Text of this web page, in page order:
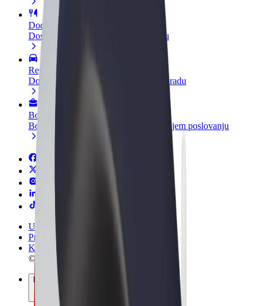
Dodaj restoran ili trgovinu
Dosegni više kupaca i povećaj zaradu
Registriraj se kao vlasnik flote
Dodaj svoju flotu na Bolt i povećaj zaradu
Bolt for Business
Bolt proizvodi i usluge prilagođeni tvojem poslovanju
Uvjeti i odredbe
Privatnost
Kolačići
© 2026 Bolt Technology OÜ
Proizvodi